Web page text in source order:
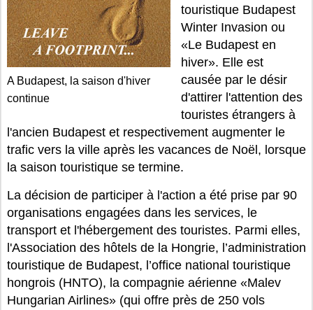
A Budapest, la saison d'hiver
continue
touristique Budapest
Winter Invasion ou
«Le Budapest en
hiver». Elle est
causée par le désir
d'attirer l'attention des
touristes étrangers à
l'ancien Budapest et respectivement augmenter le
trafic vers la ville après les vacances de Noël, lorsque
la saison touristique se termine.
La décision de participer à l'action a été prise par 90
organisations engagées dans les services, le
transport et l'hébergement des touristes. Parmi elles,
l'Association des hôtels de la Hongrie, l’administration
touristique de Budapest, l’office national touristique
hongrois (HNTO), la compagnie aérienne «Malev
Hungarian Airlines» (qui offre près de 250 vols